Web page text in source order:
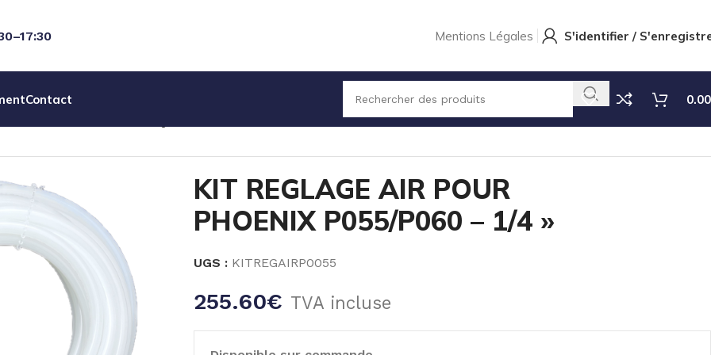
Mentions Légales S'identifier /
Contact
0.00
KIT REGLAGE AIR POUR PHOENIX P055/P060 – 1/4 »
KIT REGLAGE AIR POUR
PHOENIX P055/P060 – 1/4 »
UGS : KITREGAIRP0055
255.60€ TVA incluse